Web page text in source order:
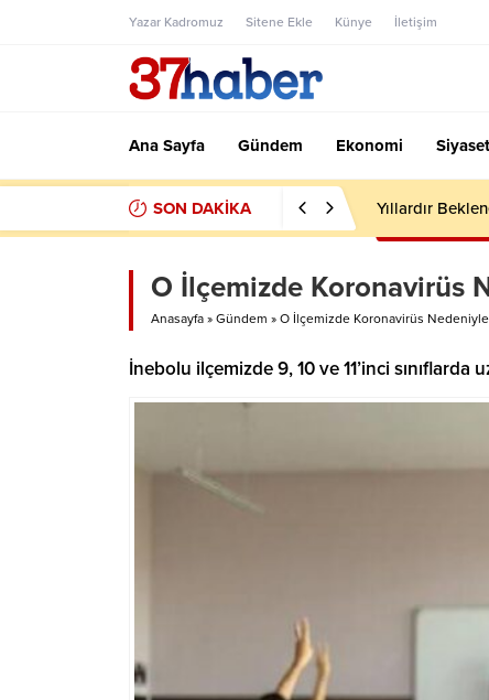
Yazar Kadromuz Sitene Ekle Künye İletişim
Ana Sayfa Gündem Ekonomi Siyaset
SON DAKİKA Yıllardır
O İlçemizde Koronavirüs
Anasayfa » Gündem » O İlçemizde Koronavirüs
İnebolu ilçemizde 9, 10 ve 11’inci sınıflarda